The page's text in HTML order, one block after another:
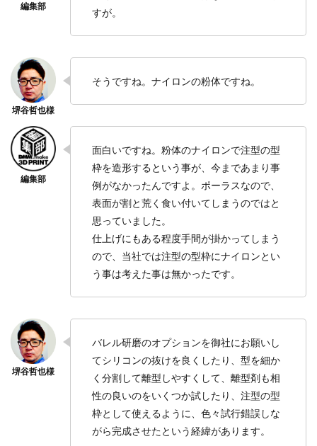
すが。
そうですね。ナイロンの粉体ですね。
面白いですね。粉体のナイロンで注型の型
枠を造形するという事が、今まであまり事
例がなかったんですよ。ポーラスなので、
表面が割と荒く食い付いてしまうのではと
思っていました。
仕上げにもある程度手間が掛かってしまう
ので、当社では注型の型枠にナイロンとい
う事は考えた事は無かったです。
バレル研磨のオプションを御社にお願いし
てシリコンの抜けを良くしたり、型を細か
く分割して離型しやすくして、離型剤も相
性の良いのをいくつか試したり、注型の型
枠として使えるように、色々試行錯誤しな
がら完成させたという経緯があります。